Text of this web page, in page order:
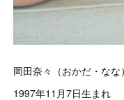
岡田奈々（おかだ・なな）
1997年11月7日生まれ